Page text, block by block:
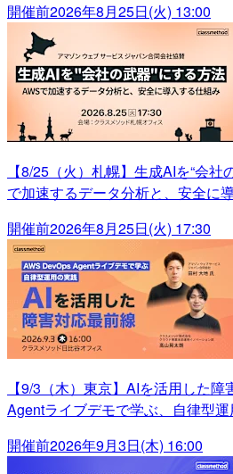
開催前2026年8月25日(火) 13:00
【8/25（火）札幌】生成AIを“会
で加速するデータ分析と、安全に
開催前2026年8月25日(火) 17:30
【9/3（木）東京】AIを活用した
Agentライブデモで学ぶ、自律型
開催前2026年9月3日(木) 16:00